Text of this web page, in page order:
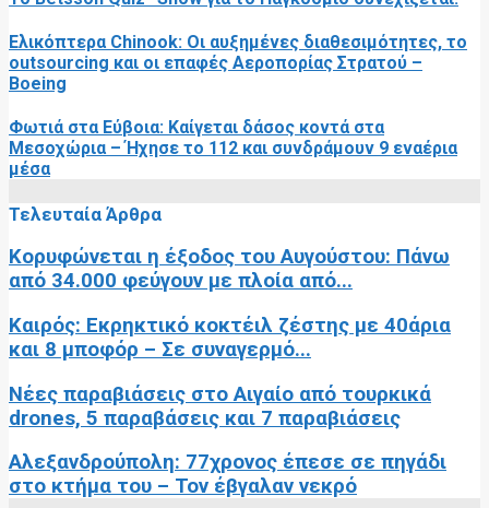
Ελικόπτερα Chinook: Οι αυξημένες διαθεσιμότητες, το
outsourcing και οι επαφές Αεροπορίας Στρατού –
Boeing
Φωτιά στα Εύβοια: Καίγεται δάσος κοντά στα
Μεσοχώρια – Ήχησε το 112 και συνδράμουν 9 εναέρια
μέσα
Τελευταία Άρθρα
Κορυφώνεται η έξοδος του Αυγούστου: Πάνω
από 34.000 φεύγουν με πλοία από...
Καιρός: Εκρηκτικό κοκτέιλ ζέστης με 40άρια
και 8 μποφόρ – Σε συναγερμό...
Νέες παραβιάσεις στο Αιγαίο από τουρκικά
drones, 5 παραβάσεις και 7 παραβιάσεις
Αλεξανδρούπολη: 77χρονος έπεσε σε πηγάδι
στο κτήμα του – Τον έβγαλαν νεκρό